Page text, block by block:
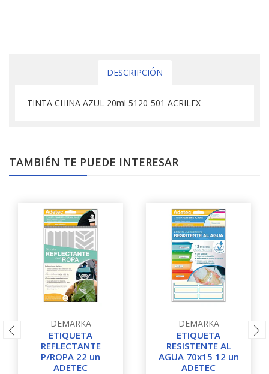
DESCRIPCIÓN
TINTA CHINA AZUL 20ml 5120-501 ACRILEX
TAMBIÉN TE PUEDE INTERESAR
DEMARKA
ETIQUETA
REFLECTANTE
P/ROPA 22 un
ADETEC
DEMARKA
ETIQUETA
RESISTENTE AL
AGUA 70x15 12 un
ADETEC